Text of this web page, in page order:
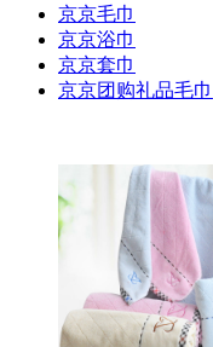
京京毛巾
京京浴巾
京京套巾
京京团购礼品毛巾